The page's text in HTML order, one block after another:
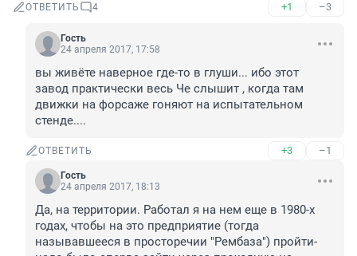
ОТВЕТИТЬ 4 +1 –3
Гость
24 апреля 2017, 17:58
вы живёте наверное где-то в глуши... ибо этот
завод практически весь Че слышит , когда там
движки на форсаже гоняют на испытательном
стенде....
ОТВЕТИТЬ +3 –1
Гость
24 апреля 2017, 18:13
Да, на территории. Работал я на нем еще в 1980-х
годах, чтобы на это предприятие (тогда
называвшееся в просторечии "Рембаза") пройти-